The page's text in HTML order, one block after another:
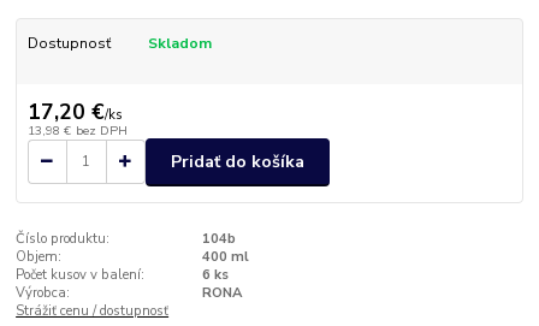
Dostupnosť Skladom
17,20 €/ks
13,98 € bez DPH
Pridať do košíka
Číslo produktu:
104b
Objem:
400 ml
Počet kusov v balení:
6 ks
Výrobca:
RONA
Strážiť cenu / dostupnosť